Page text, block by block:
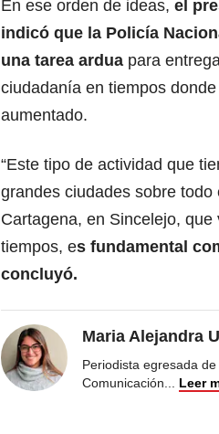
En ese orden de ideas, el
indicó que la Policía
una tarea ardua para
ciudadanía en tiempos
aumentado.
“Este tipo de actividad que
grandes ciudades sobre
Cartagena, en Sincelejo,
tiempos, es fundamental
concluyó.
Maria Alejandra
Periodista egresada
Comunicación... Leer